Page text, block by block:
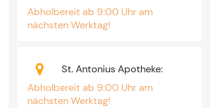
Abholbereit ab 9:00 Uhr am
nächsten Werktag!
St. Antonius Apotheke:
Abholbereit ab 9:00 Uhr am
nächsten Werktag!